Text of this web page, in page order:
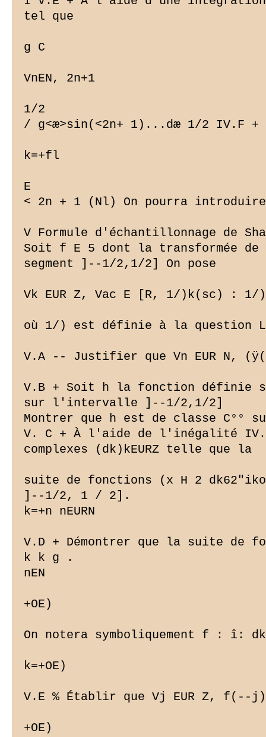
tel que
g C
VnEN, 2n+1
1/2
/ g<æ>sin(<2n+ 1)...dæ 1/2 IV.F
k=+fl
E
< 2n + 1 (Nl) On pourra
V Formule d'échantillonnage de
Soit f E 5 dont la transformée
segment ]--1/2,1/2] On pose
Vk EUR Z, Vac E [R, 1/)k(sc) :
où 1/) est définie à la question
V.A -- Justifier que Vn EUR
V.B + Soit h la fonction définie
sur l'intervalle ]--1/2,1/2]
Montrer que h est de classe C°°
V. C + À l'aide de l'inégalité
complexes (dk)kEURZ telle que la
suite de fonctions (x H 2
]--1/2, 1 / 2].
k=+n nEURN
V.D + Démontrer que la suite de
k k g .
nEN
+OE)
On notera symboliquement f : î:
k=+OE)
V.E % Établir que Vj EUR Z, f(--
+OE)